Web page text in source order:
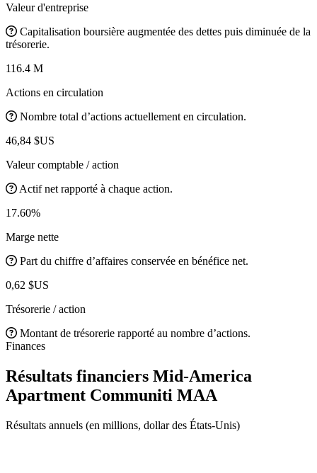
Valeur d'entreprise
Capitalisation boursière augmentée des dettes puis diminuée de la
trésorerie.
116.4 M
Actions en circulation
Nombre total d’actions actuellement en circulation.
46,84 $US
Valeur comptable / action
Actif net rapporté à chaque action.
17.60%
Marge nette
Part du chiffre d’affaires conservée en bénéfice net.
0,62 $US
Trésorerie / action
Montant de trésorerie rapporté au nombre d’actions.
Finances
Résultats financiers Mid-America
Apartment Communiti MAA
Résultats annuels (en millions, dollar des États-Unis)